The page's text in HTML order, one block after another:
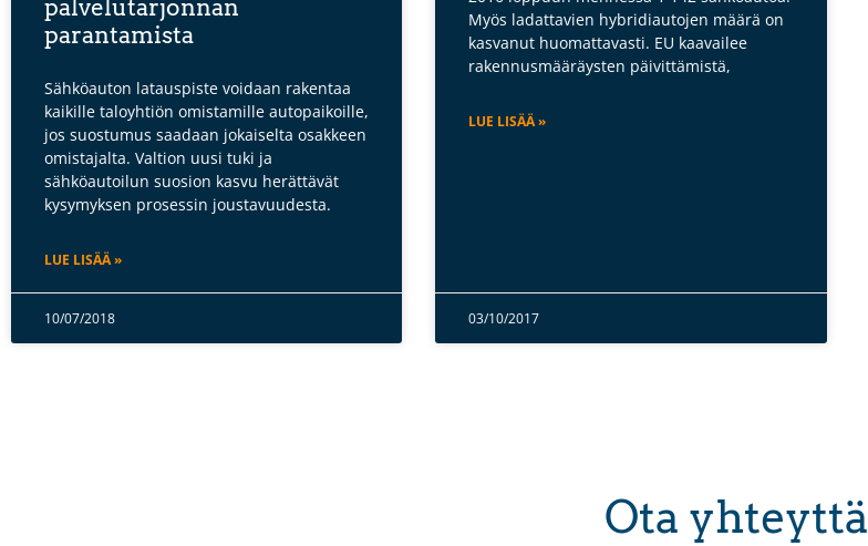
palvelutarjonnan
parantamista
Sähköauton latauspiste voidaan rakentaa
kaikille taloyhtiön omistamille autopaikoille,
jos suostumus saadaan jokaiselta osakkeen
omistajalta. Valtion uusi tuki ja
sähköautoilun suosion kasvu herättävät
kysymyksen prosessin joustavuudesta.
LUE LISÄÄ »
10/07/2018
Myös ladattavien hybridiautojen määrä on
kasvanut huomattavasti. EU kaavailee
rakennusmääräysten päivittämistä,
LUE LISÄÄ »
03/10/2017
Ota yhteyttä